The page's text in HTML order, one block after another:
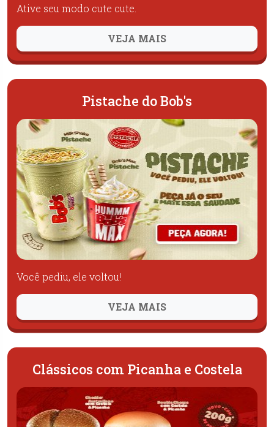
Ative seu modo cute cute.
VEJA MAIS
Pistache do Bob's
Você pediu, ele voltou!
VEJA MAIS
Clássicos com Picanha e Costela